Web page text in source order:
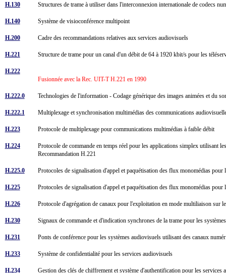
H.130 Structures de trame à utiliser dans l'interconnexion internationale de codecs
H.140 Système de visioconférence multipoint
H.200 Cadre des recommandations relatives aux services audiovisuels
H.221 Structure de trame pour un canal d'un débit de 64 à 1920 kbit/s pour les
H.222
Fusionnée avec la Rec. UIT-T H.221 en 1990
H.222.0 Technologies de l'information - Codage générique des images animées et du
H.222.1 Multiplexage et synchronisation multimédias des communications
H.223 Protocole de multiplexage pour communications multimédias à faible débit
H.224
Protocole de commande en temps réel pour les applications simplex utilisant
Recommandation H.221
H.225.0 Protocoles de signalisation d'appel et paquétisation des flux monomédias
H.225 Protocoles de signalisation d'appel et paquétisation des flux monomédias
H.226 Protocole d'agrégation de canaux pour l'exploitation en mode multiliaison sur
H.230 Signaux de commande et d'indication synchrones de la trame pour les
H.231 Ponts de conférence pour les systèmes audiovisuels utilisant des canaux
H.233 Système de confidentialité pour les services audiovisuels
H.234 Gestion des clés de chiffrement et système d'authentification pour les